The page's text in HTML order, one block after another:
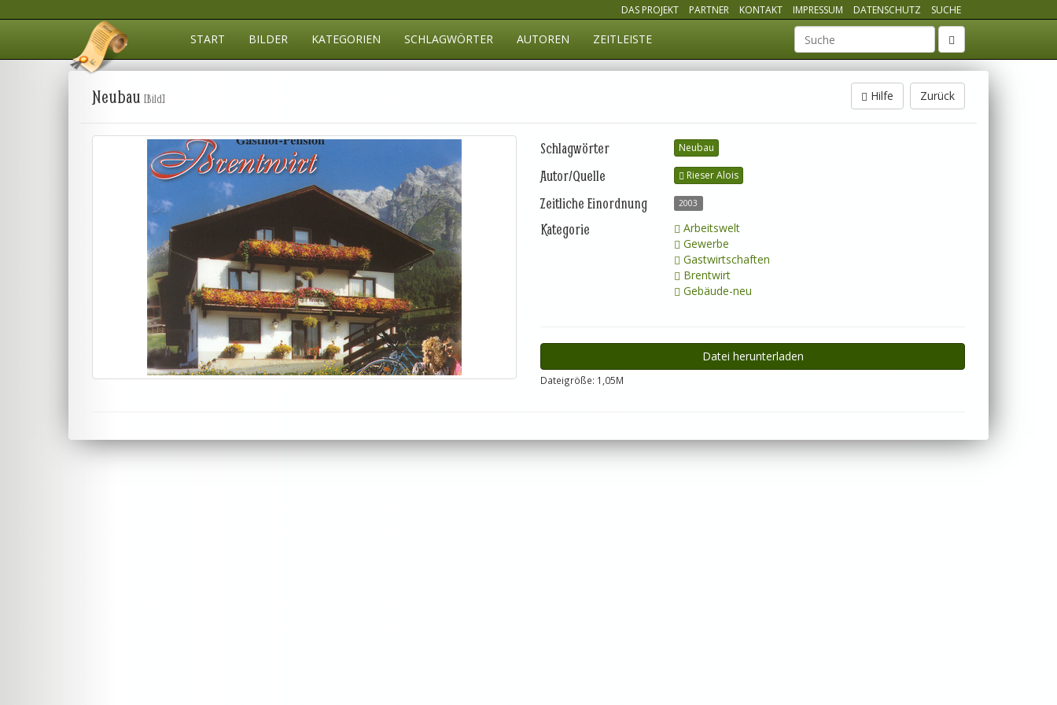
DAS PROJEKT PARTNER KONTAKT IMPRESSUM DATENSCHUTZ SUCHE
START BILDER KATEGORIEN SCHLAGWÖRTER AUTOREN ZEITLEISTE Suchbegriff
Zurück
Hilfe
Neubau [Bild]
Schlagwörter Neubau
Autor/Quelle Rieser Alois
Zeitliche Einordnung 2003
Kategorie
Arbeitswelt
Gewerbe
Gastwirtschaften
Brentwirt
Gebäude-neu
Datei herunterladen
Dateigröße: 1,05M